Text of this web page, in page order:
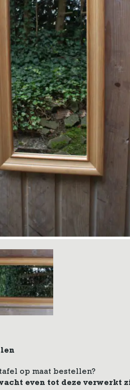
op maat bestellen?
even tot deze verwerkt